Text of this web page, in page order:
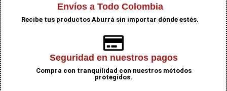
Envíos a Todo Colombia
Recibe tus productos Aburrá sin importar dónde estés.
Seguridad en nuestros pagos
Compra con tranquilidad con nuestros métodos
protegidos.